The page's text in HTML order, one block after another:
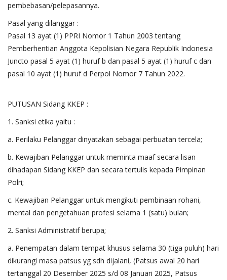
pembebasan/pelepasannya.
Pasal yang dilanggar :
Pasal 13 ayat (1) PPRI Nomor 1 Tahun 2003 tentang
Pemberhentian Anggota Kepolisian Negara Republik Indonesia
Juncto pasal 5 ayat (1) huruf b dan pasal 5 ayat (1) huruf c dan
pasal 10 ayat (1) huruf d Perpol Nomor 7 Tahun 2022.
PUTUSAN Sidang KKEP :
1. Sanksi etika yaitu :
a. Perilaku Pelanggar dinyatakan sebagai perbuatan tercela;
b. Kewajiban Pelanggar untuk meminta maaf secara lisan
dihadapan Sidang KKEP dan secara tertulis kepada Pimpinan
Polri;
c. Kewajiban Pelanggar untuk mengikuti pembinaan rohani,
mental dan pengetahuan profesi selama 1 (satu) bulan;
2. Sanksi Administratif berupa;
a. Penempatan dalam tempat khusus selama 30 (tiga puluh) hari
dikurangi masa patsus yg sdh dijalani, (Patsus awal 20 hari
tertanggal 20 Desember 2025 s/d 08 Januari 2025, Patsus